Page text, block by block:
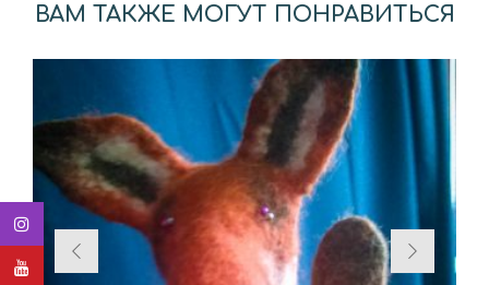
ВАМ ТАКЖЕ МОГУТ ПОНРАВИТЬСЯ